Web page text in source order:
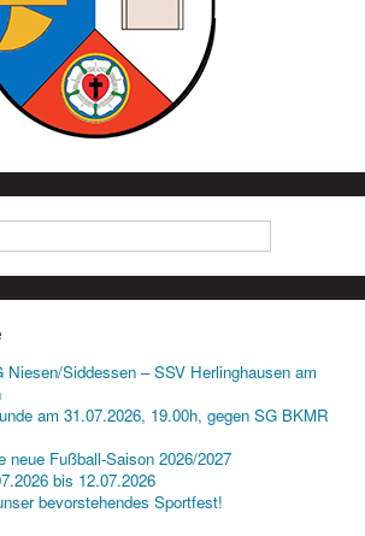
Niesen/Siddessen – SSV Herlinghausen am
am 31.07.2026, 19.00h, gegen SG BKMR
neue Fußball-Saison 2026/2027
bis 12.07.2026
bevorstehendes Sportfest!